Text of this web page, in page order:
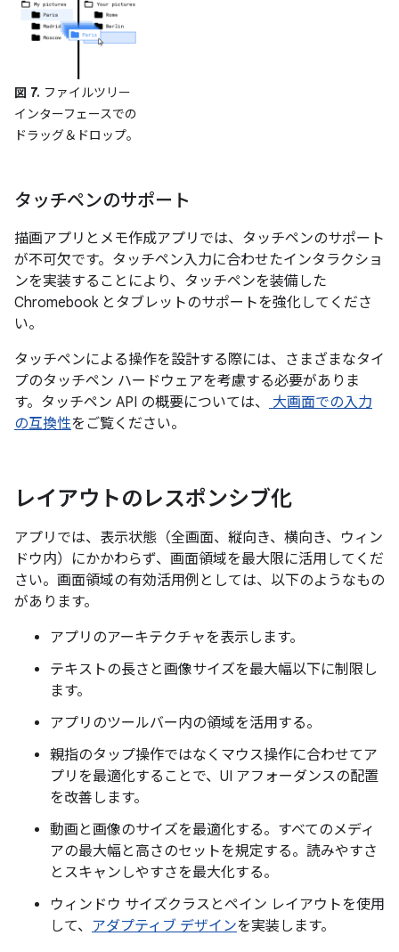
図 7. ファイルツリー
インターフェースでの
ドラッグ＆ドロップ。
タッチペンのサポート
描画アプリとメモ作成アプリでは、タッチペンのサポート
が不可欠です。タッチペン入力に合わせたインタラクショ
ンを実装することにより、タッチペンを装備した
Chromebook とタブレットのサポートを強化してくださ
い。
タッチペンによる操作を設計する際には、さまざまなタイ
プのタッチペン ハードウェアを考慮する必要がありま
す。タッチペン API の概要については、
大画面での入力
の互換性をご覧ください。
レイアウトのレスポンシブ化
アプリでは、表示状態（全画面、縦向き、横向き、ウィン
ドウ内）にかかわらず、画面領域を最大限に活用してくだ
さい。画面領域の有効活用例としては、以下のようなもの
があります。
アプリのアーキテクチャを表示します。
テキストの長さと画像サイズを最大幅以下に制限し
ます。
アプリのツールバー内の領域を活用する。
親指のタップ操作ではなくマウス操作に合わせてア
プリを最適化することで、UI アフォーダンスの配置
を改善します。
動画と画像のサイズを最適化する。すべてのメディ
アの最大幅と高さのセットを規定する。読みやすさ
とスキャンしやすさを最大化する。
ウィンドウ サイズクラスとペイン レイアウトを使用
して、 アダプティブ デザインを実装します。